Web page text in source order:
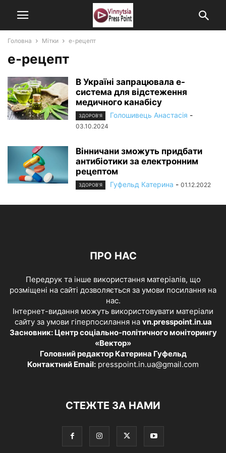
Головна Мітки е-рецепт
е-рецепт
В Україні запрацювала е-
система для відстеження
медичного канабісу
ЗДОРОВ'Я Голошивець Анастасія -
03.10.2024
Вінничани зможуть придбати
антибіотики за електронним
рецептом
ЗДОРОВ'Я Гуфельд Катерина - 01.12.2022
ПРО НАС
Передрук та інше використання матеріалів, що
розміщені на сайті дозволяється за умови посилання на
нас.
Інтернет-видання можуть використовувати матеріали
сайту за умови гіперпосилання на vn.presspoint.in.ua
Засновник: Центр соціально-політичного моніторингу
«Вектор»
Головний редактор Катерина Гуфельд
Контактний Email: presspoint.in.ua@gmail.com
СТЕЖТЕ ЗА НАМИ